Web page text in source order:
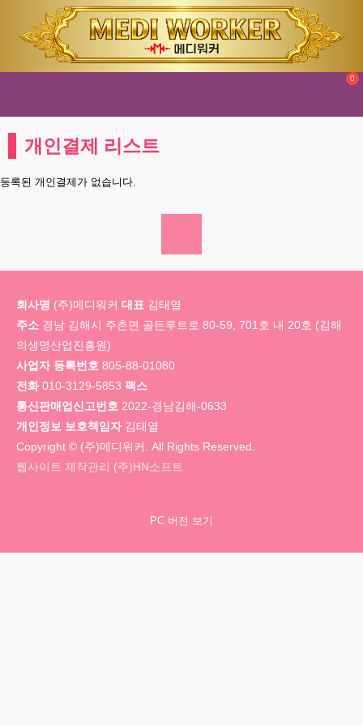
0
개인결제 리스트
등록된 개인결제가 없습니다.
회사명 (주)메디워커 대표 김태열
주소 경남 김해시 주촌면 골든루트로 80-59, 701호 내 20호 (김해
의생명산업진흥원)
사업자 등록번호 805-88-01080
전화010-3129-5853 팩스
통신판매업신고번호 2022-경남김해-0633
개인정보 보호책임자김태열
Copyright © (주)메디워커. All Rights Reserved.
웹사이트 제작관리 (주)HN소프트
PC 버전 보기